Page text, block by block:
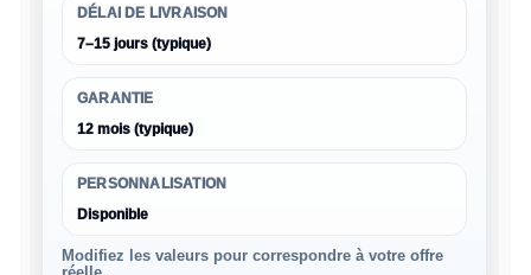
DÉLAI DE LIVRAISON
7–15 jours (typique)
GARANTIE
12 mois (typique)
PERSONNALISATION
Disponible
Modifiez les valeurs pour correspondre à votre offre